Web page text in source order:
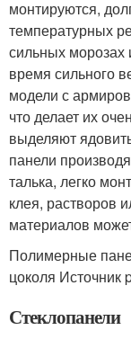
монтируются,
температурных
сильных морозах
время сильного
модели с
что делает их
выделяют
панели
талька, легко
клея, растворов
материалов
Полимерные
цоколя Источник
Стеклопанели